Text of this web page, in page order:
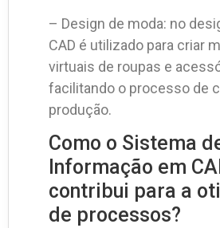
– Design de moda: no
CAD é utilizado para criar
virtuais de roupas e
facilitando o processo de
produção.
Como o Sistema
Informação em
contribui para a
de processos?